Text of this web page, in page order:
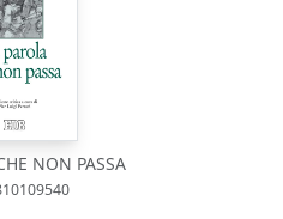
NON PASSA